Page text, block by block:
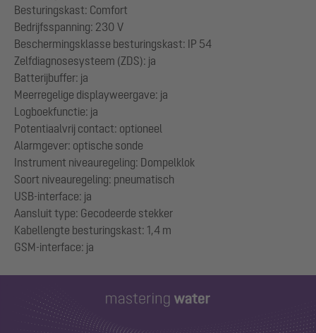
Besturingskast: Comfort
Bedrijfsspanning: 230 V
Beschermingsklasse besturingskast: IP 54
Zelfdiagnosesysteem (ZDS): ja
Batterijbuffer: ja
Meerregelige displayweergave: ja
Logboekfunctie: ja
Potentiaalvrij contact: optioneel
Alarmgever: optische sonde
Instrument niveauregeling: Dompelklok
Soort niveauregeling: pneumatisch
USB-interface: ja
Aansluit type: Gecodeerde stekker
Kabellengte besturingskast: 1,4 m